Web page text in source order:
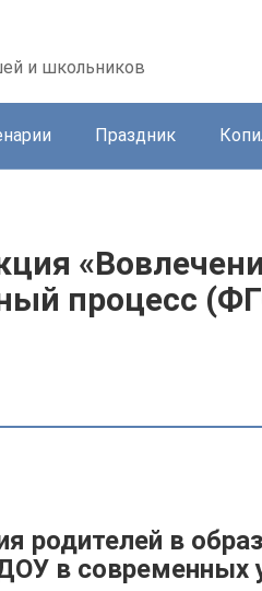
и школьников
Праздник
процесс
родителей в
в современных